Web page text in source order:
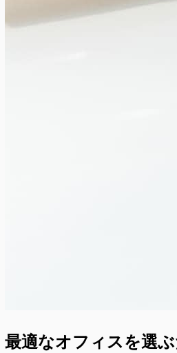
最適なオフィスを選